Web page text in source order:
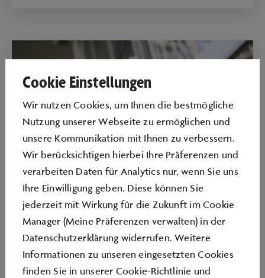
KARRIERE
Stellen Sie uns Ihre Fragen rund um das Thema
Jobs und Karriere in der Autostadt und
werden Sie Teil unseres Teams. Sie erreichen
Cookie Einstellungen
Wir nutzen Cookies, um Ihnen die bestmögliche
Nutzung unserer Webseite zu ermöglichen und
unsere Kommunikation mit Ihnen zu verbessern.
Wir berücksichtigen hierbei Ihre Präferenzen und
verarbeiten Daten für Analytics nur, wenn Sie uns
Ihre Einwilligung geben. Diese können Sie
jederzeit mit Wirkung für die Zukunft im Cookie
Manager (Meine Präferenzen verwalten) in der
Datenschutzerklärung widerrufen. Weitere
Informationen zu unseren eingesetzten Cookies
finden Sie in unserer Cookie-Richtlinie und